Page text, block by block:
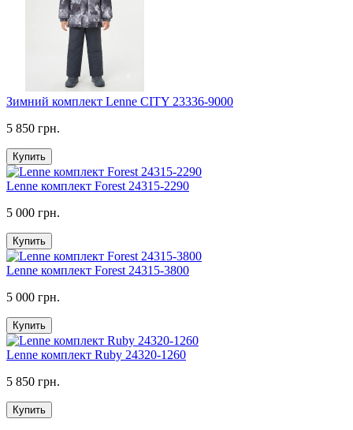
Зимний комплект Lenne CITY 23336-9000
5 850 грн.
Купить
Lenne комплект Forest 24315-2290
5 000 грн.
Купить
Lenne комплект Forest 24315-3800
5 000 грн.
Купить
Lenne комплект Ruby 24320-1260
5 850 грн.
Купить